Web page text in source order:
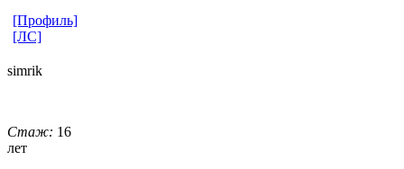
[Профиль]
[ЛС]
simrik
Стаж: 16
лет